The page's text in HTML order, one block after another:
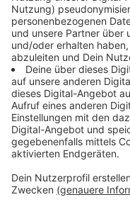
Müssen allen
zugestimmt
Anzeige
"Nein, man muss
Es gibt solche,
Website
die, die als
beispielweise für